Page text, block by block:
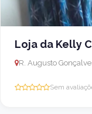
Loja da Kelly
Sem